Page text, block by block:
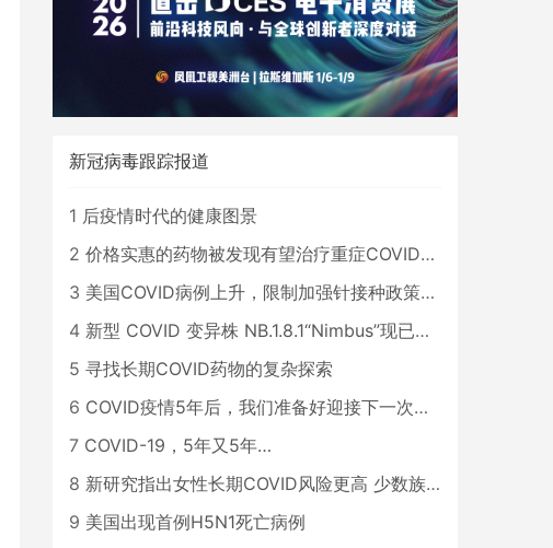
新冠病毒跟踪报道
1 后疫情时代的健康图景
2 价格实惠的药物被发现有望治疗重症COVID患者
3 美国COVID病例上升，限制加强针接种政策即将出台
4 新型 COVID 变异株 NB.1.8.1“Nimbus”现已在美国占据主导地位
5 寻找长期COVID药物的复杂探索
6 COVID疫情5年后，我们准备好迎接下一次大流行了吗？
7 COVID-19，5年又5年…
8 新研究指出女性长期COVID风险更高 少数族裔儿童存在差异
9 美国出现首例H5N1死亡病例